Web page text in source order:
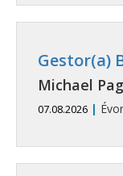
Gestor(a)
Michael
07.08.2026 |